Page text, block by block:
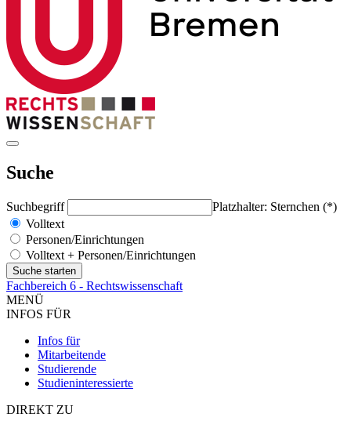
Suche
Suchbegriff
Platzhalter: Sternchen (*)
Volltext
Personen/Einrichtungen
Volltext + Personen/Einrichtungen
Fachbereich 6 - Rechtswissenschaft
MENÜ
INFOS FÜR
Infos für
Mitarbeitende
Studierende
Studieninteressierte
DIREKT ZU